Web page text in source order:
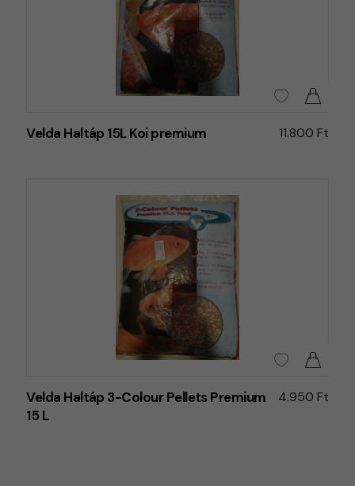
Velda Haltáp 15L Koi premium 11.800 Ft
Velda Haltáp 3-Colour Pellets Premium
15 L
4.950 Ft